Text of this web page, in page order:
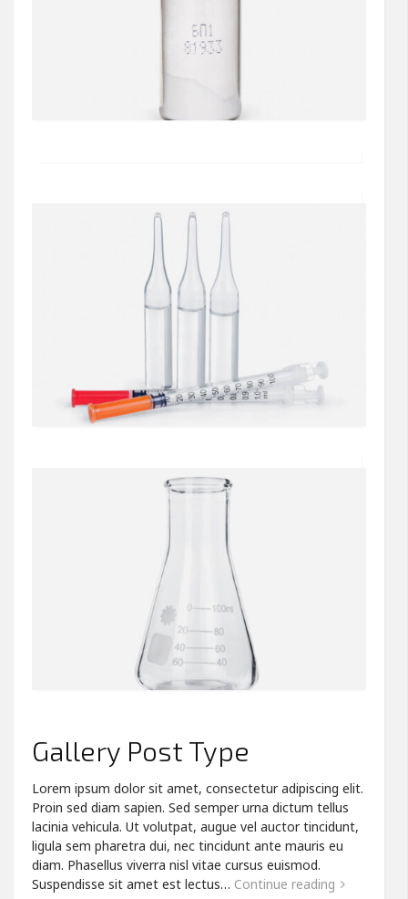
Gallery Post Type
Lorem ipsum dolor sit amet, consectetur adipiscing elit.
Proin sed diam sapien. Sed semper urna dictum tellus
lacinia vehicula. Ut volutpat, augue vel auctor tincidunt,
ligula sem pharetra dui, nec tincidunt ante mauris eu
diam. Phasellus viverra nisl vitae cursus euismod.
Suspendisse sit amet est lectus… Continue reading